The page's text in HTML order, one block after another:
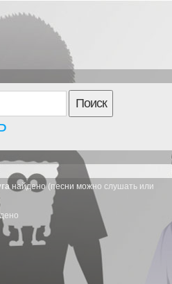
Поиск
найдено (песни можно слушать или